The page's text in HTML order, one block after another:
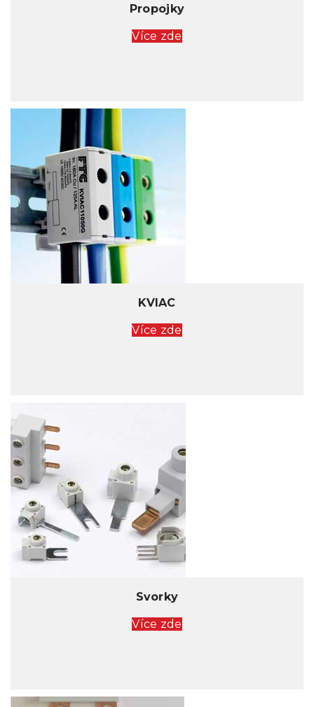
Propojky
Více zde
KVIAC
Více zde
Svorky
Více zde